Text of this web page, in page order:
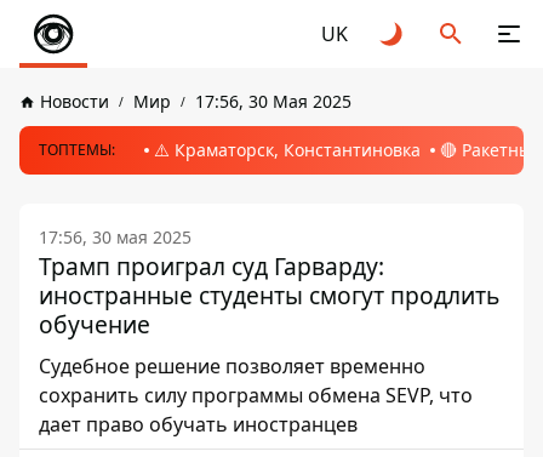
UK
Новости Мир 17:56, 30 Мая 2025
ТОПТЕМЫ: ⚠️ Краматорск, Константиновка 🔴
17:56, 30 мая 2025
Трамп проиграл суд Гарварду:
иностранные студенты смогут продлить
обучение
Судебное решение позволяет временно
сохранить силу программы обмена SEVP, что
дает право обучать иностранцев